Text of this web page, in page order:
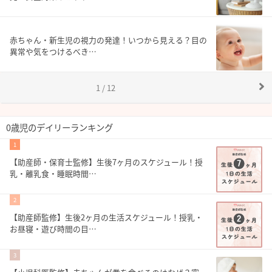
赤ちゃん・新生児の視力の発達！いつから見える？目の
異常や気をつけるべき…
1 / 12
0歳児のデイリーランキング
1
【助産師・保育士監修】生後7ヶ月のスケジュール！授
乳・離乳食・睡眠時間…
2
【助産師監修】生後2ヶ月の生活スケジュール！授乳・
お昼寝・遊び時間の目…
3